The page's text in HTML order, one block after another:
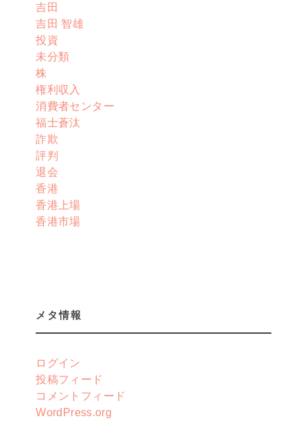
吉田
吉田 智雄
投資
未分類
株
権利収入
消費者センター
福士蒼汰
詐欺
評判
退会
香港
香港上場
香港市場
メタ情報
ログイン
投稿フィード
コメントフィード
WordPress.org